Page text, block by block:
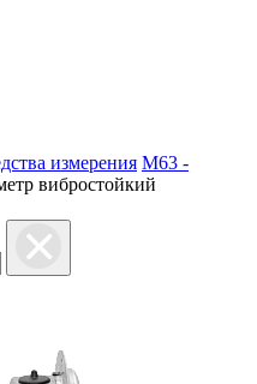
измерения M63 -
вибростойкий